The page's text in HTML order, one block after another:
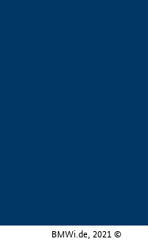
BMWi.de, 2021 ©